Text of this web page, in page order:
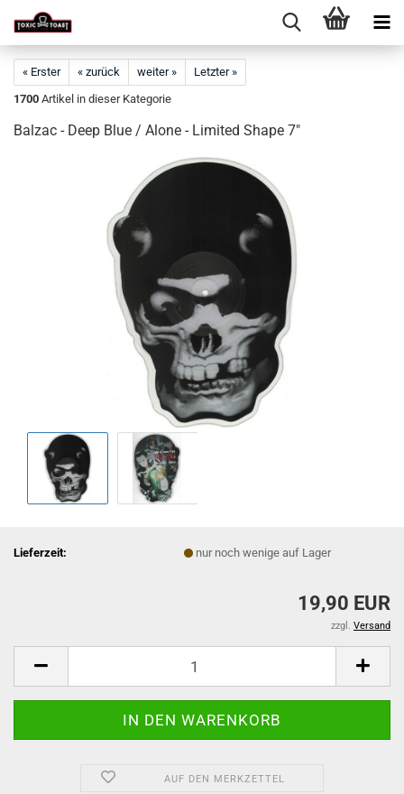
« Erster « zurück weiter »
Letzter »
1700 Artikel in dieser Kategorie
Balzac - Deep Blue / Alone - Limited Shape 7"
Lieferzeit: nur noch wenige auf Lager
19,90 EUR
zzgl. Versand
AUF DEN MERKZETTEL